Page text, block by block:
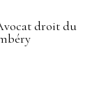
droit du